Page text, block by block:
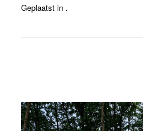
Geplaatst in .